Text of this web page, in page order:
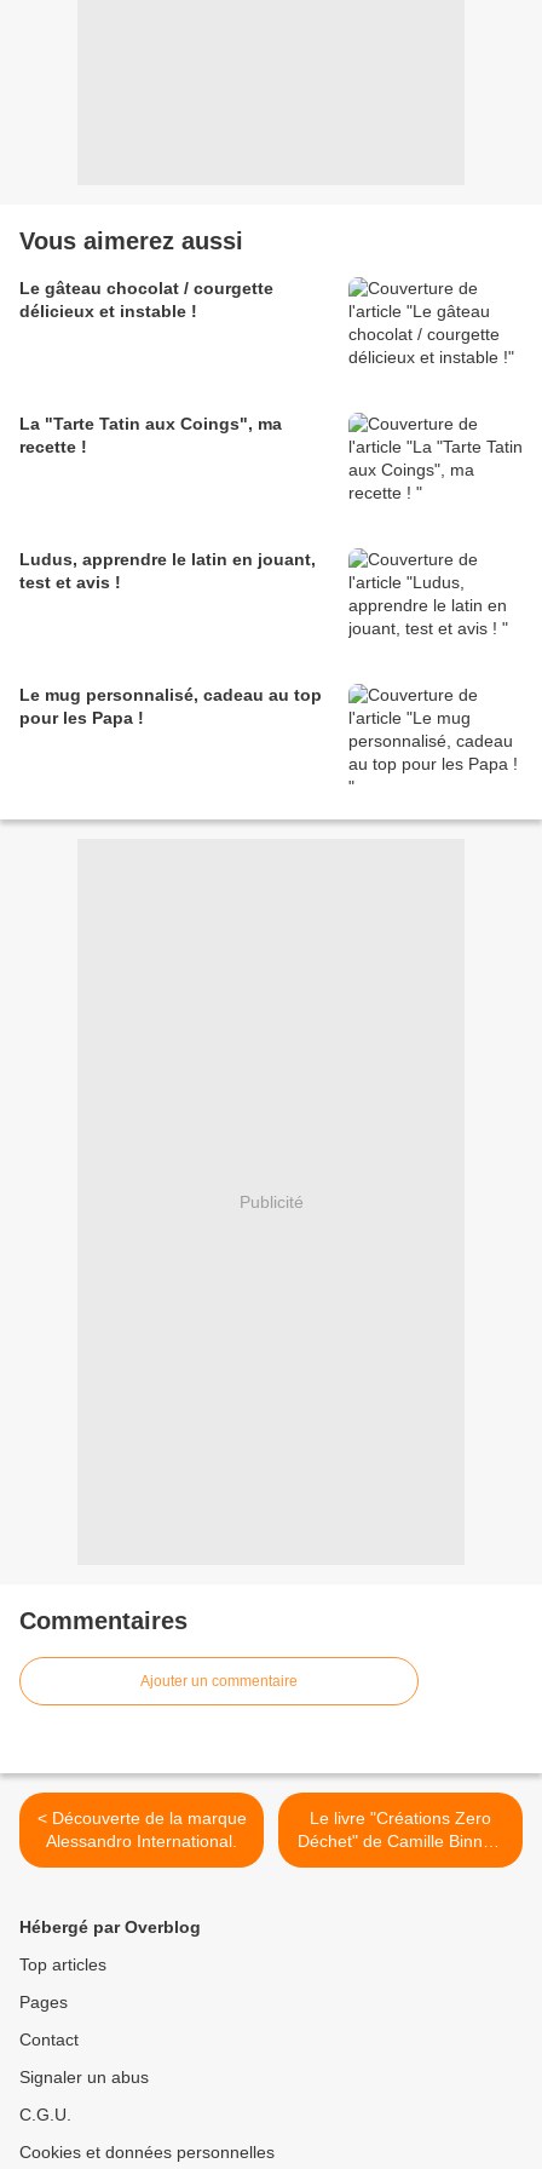
Vous aimerez aussi
Le gâteau chocolat / courgette
délicieux et instable !
La "Tarte Tatin aux Coings", ma
recette !
Ludus, apprendre le latin en jouant,
test et avis !
Le mug personnalisé, cadeau au top
pour les Papa !
Publicité
Commentaires
Ajouter un commentaire
< Découverte de la marque
Alessandro International.
Le livre "Créations Zero
Déchet" de Camille Binnet-
Dezert !!!! >
Hébergé par Overblog
Top articles
Pages
Contact
Signaler un abus
C.G.U.
Cookies et données personnelles